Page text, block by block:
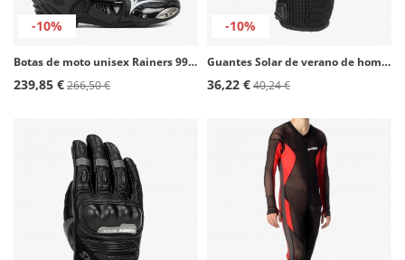
-10%
Botas de moto unisex Rainers 999 negro y fluor
239,85 €266,50 €
-10%
Guantes Solar de verano de hombre color negro de Rainers
36,22 €40,24 €